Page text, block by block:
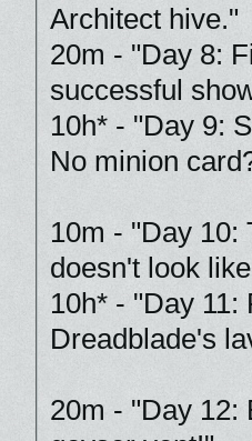
Architect hive."
20m - "Day 8:
successful
10h* - "Day 9:
No minion
10m - "Day 10:
doesn't look
10h* - "Day 11:
Dreadblade's
20m - "Day 12: